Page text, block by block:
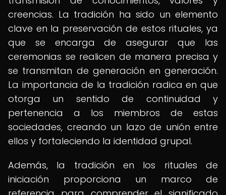
creencias. La tradición ha sido un elemento
clave en la preservación de estos rituales, ya
que se encarga de asegurar que las
ceremonias se realicen de manera precisa y
se transmitan de generación en generación.
La importancia de la tradición radica en que
otorga un sentido de continuidad y
pertenencia a los miembros de estas
sociedades, creando un lazo de unión entre
ellos y fortaleciendo la identidad grupal.
Además, la tradición en los rituales de
iniciación proporciona un marco de